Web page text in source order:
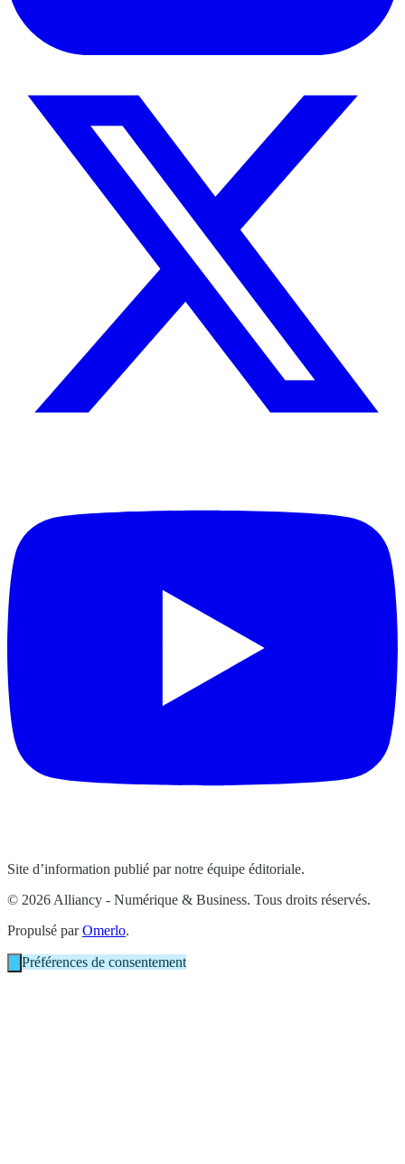
Site d’information publié par notre équipe éditoriale.
© 2026 Alliancy - Numérique & Business. Tous droits réservés.
Propulsé parOmerlo.
Préférences de consentement